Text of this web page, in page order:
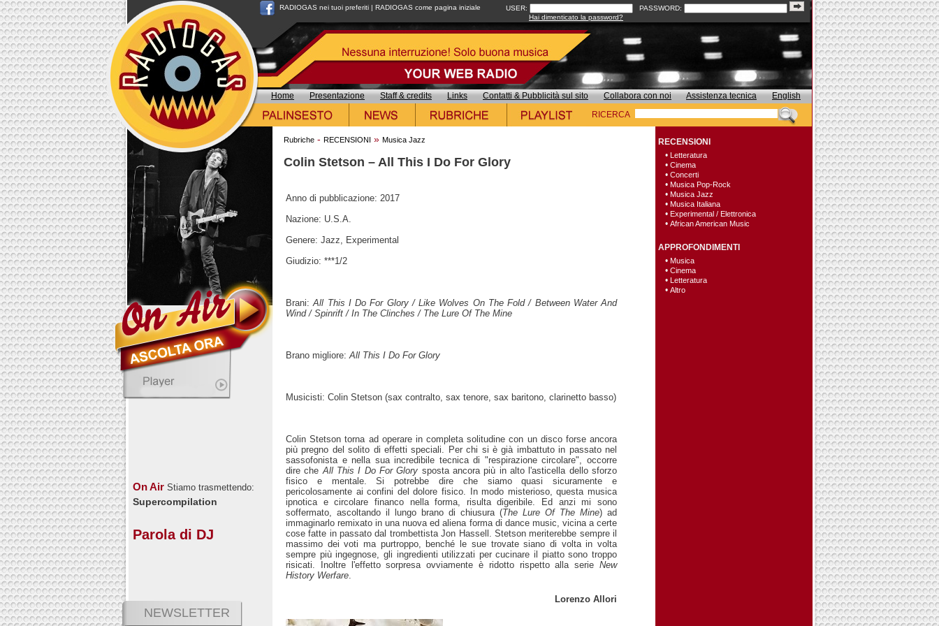
RADIOGAS nei tuoi preferiti | RADIOGAS come pagina iniziale USER:
PASSWORD:
Hai dimenticato la password?
Home Presentazione Staff & credits Links Contatti & Pubblicità sul sito Collabora con noi Assistenza tecnica
English
RICERCA
On Air Stiamo trasmettendo:
Supercompilation
Parola di DJ
NEWSLETTER
Rubriche - RECENSIONI » Musica Jazz
Colin Stetson – All This I Do For Glory
Anno di pubblicazione: 2017
Nazione: U.S.A.
Genere: Jazz, Experimental
Giudizio: ***1/2
Brani:All This I Do For Glory / Like Wolves On The Fold / Between Water And
Wind / Spinrift / In The Clinches / The Lure Of The Mine
Brano migliore: All This I Do For Glory
Musicisti: Colin Stetson (sax contralto, sax tenore, sax baritono, clarinetto basso)
Colin Stetson torna ad operare in completa solitudine con un disco forse ancora
più pregno del solito di effetti speciali. Per chi si è già imbattuto in passato nel
sassofonista e nella sua incredibile tecnica di "respirazione circolare", occorre
dire che All This I Do For Glory sposta ancora più in alto l'asticella dello sforzo
fisico e mentale. Si potrebbe dire che siamo quasi sicuramente e
pericolosamente ai confini del dolore fisico. In modo misterioso, questa musica
ipnotica e circolare financo nella forma, risulta digeribile. Ed anzi mi sono
soffermato, ascoltando il lungo brano di chiusura (The Lure Of The Mine) ad
immaginarlo remixato in una nuova ed aliena forma di dance music, vicina a certe
cose fatte in passato dal trombettista Jon Hassell. Stetson meriterebbe sempre il
massimo dei voti ma purtroppo, benché le sue trovate siano di volta in volta
sempre più ingegnose, gli ingredienti utilizzati per cucinare il piatto sono troppo
risicati. Inoltre l'effetto sorpresa ovviamente è ridotto rispetto alla serie New
History Werfare
Lorenzo Allori
RECENSIONI
• Letteratura
• Cinema
• Concerti
• Musica Pop-Rock
• Musica Jazz
• Musica Italiana
• Experimental / Elettronica
• African American Music
APPROFONDIMENTI
• Musica
• Cinema
• Letteratura
• Altro